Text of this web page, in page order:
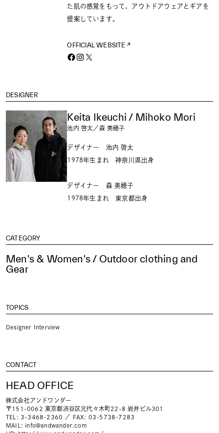
た肌の感覚をもって、アウトドアウェアとギアを
提案しています。
OFFICIAL WEBSITE
DESIGNER
Keita Ikeuchi / Mihoko Mori
池内 啓太／森 美穂子
デザイナー 池内 啓太
1978年生まれ 神奈川県出身
デザイナー 森 美穂子
1978年生まれ 東京都出身
CATEGORY
Men's & Women's / Outdoor clothing and
Gear
TOPICS
Designer Interview
CONTACT
HEAD OFFICE
株式会社アンドワンダー
〒151-0062 東京都渋谷区元代々木町22-8 岩井ビル301
TEL: 3-3468-2360 ／ FAX: 03-5738-7283
MAIL: info@andwander.com